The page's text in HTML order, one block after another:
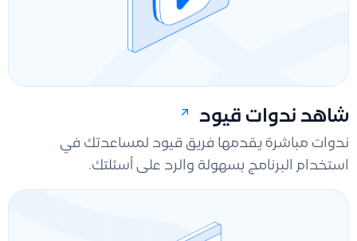
شاهد ندوات قيود
ندوات مباشرة يقدمها فريق قيود لمساعدتك في
استخدام البرنامج بسهولة والرد على أسئلتك.